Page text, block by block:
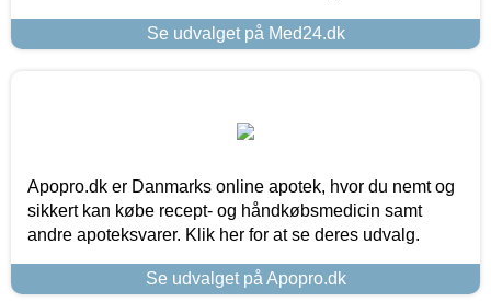
Se udvalget på Med24.dk
Apopro.dk er Danmarks online apotek, hvor du nemt og
sikkert kan købe recept- og håndkøbsmedicin samt
andre apoteksvarer. Klik her for at se deres udvalg.
Se udvalget på Apopro.dk